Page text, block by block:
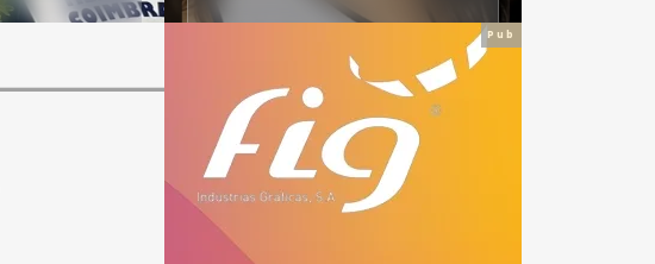
Pub